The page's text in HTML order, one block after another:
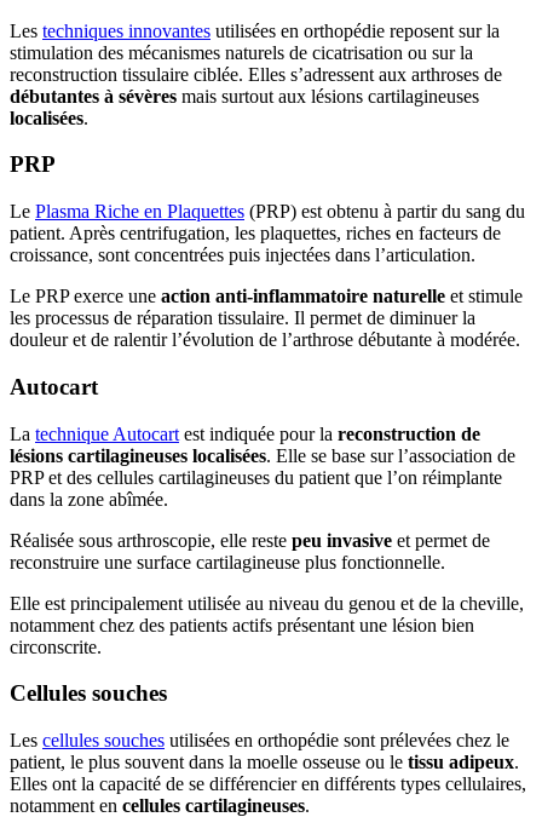
Les techniques innovantes utilisées en orthopédie reposent sur la
stimulation des mécanismes naturels de cicatrisation ou sur la
reconstruction tissulaire ciblée. Elles s’adressent aux arthroses de
débutantes à sévères mais surtout aux lésions cartilagineuses
localisées.
PRP
Le Plasma Riche en Plaquettes (PRP) est obtenu à partir du sang du
patient. Après centrifugation, les plaquettes, riches en facteurs de
croissance, sont concentrées puis injectées dans l’articulation.
Le PRP exerce une action anti-inflammatoire naturelle et stimule
les processus de réparation tissulaire. Il permet de diminuer la
douleur et de ralentir l’évolution de l’arthrose débutante à modérée.
Autocart
La technique Autocart est indiquée pour la reconstruction de
lésions cartilagineuses localisées. Elle se base sur l’association de
PRP et des cellules cartilagineuses du patient que l’on réimplante
dans la zone abîmée.
Réalisée sous arthroscopie, elle reste peu invasive et permet de
reconstruire une surface cartilagineuse plus fonctionnelle.
Elle est principalement utilisée au niveau du genou et de la cheville,
notamment chez des patients actifs présentant une lésion bien
circonscrite.
Cellules souches
Les cellules souches utilisées en orthopédie sont prélevées chez le
patient, le plus souvent dans la moelle osseuse ou le tissu adipeux.
Elles ont la capacité de se différencier en différents types cellulaires,
notamment en cellules cartilagineuses.